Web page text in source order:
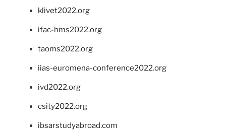
klivet2022.org
ifac-hms2022.org
taoms2022.org
iias-euromena-conference2022.org
ivd2022.org
csity2022.org
ibsarstudyabroad.com